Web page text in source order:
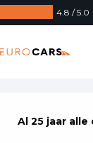
4.8 / 5.0
Al 25 jaar